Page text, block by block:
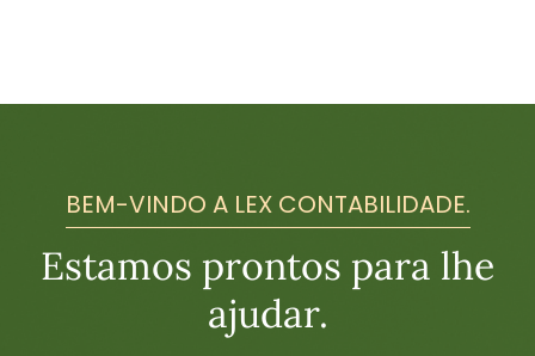
BEM-VINDO A LEX CONTABILIDADE.
Estamos prontos para lhe
ajudar.